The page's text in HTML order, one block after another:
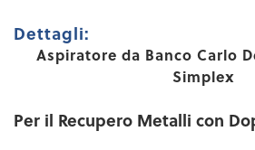
Dettagli:
Aspiratore da Banco Carlo
Simplex
Per il Recupero Metalli con